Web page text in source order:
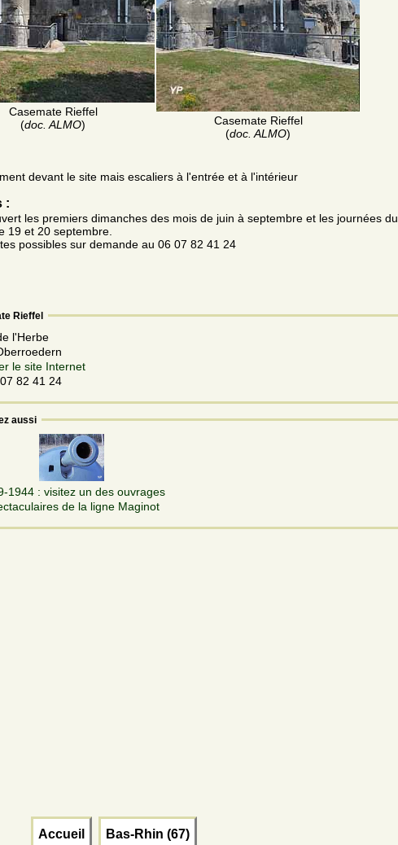
Casemate Rieffel
(doc. ALMO)
Casemate Rieffel
(doc. ALMO)
devant le site mais escaliers à l'entrée et à l'intérieur
:
les premiers dimanches des mois de juin à septembre et les journées du
19 et 20 septembre.
possibles sur demande au 06 07 82 41 24
Rieffel
l'Herbe
le site Internet
82 41 24
aussi
1944 : visitez un des ouvrages
de la ligne Maginot
Accueil Bas-Rhin (67)